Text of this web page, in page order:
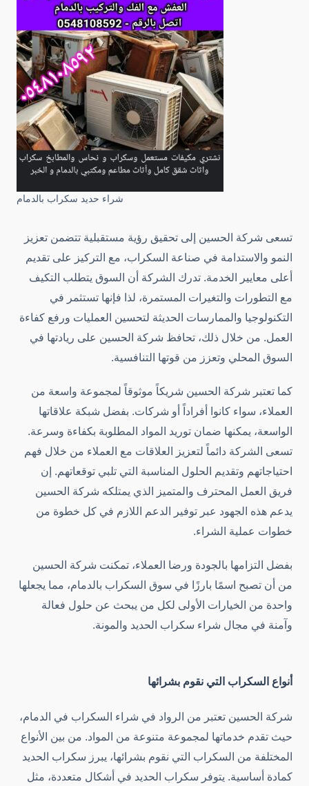
شراء حديد سكراب بالدمام
تسعى شركة الحسين إلى تحقيق رؤية مستقبلية تتضمن تعزيز
النمو والاستدامة في صناعة السكراب، مع التركيز على تقديم
أعلى معايير الخدمة. تدرك الشركة أن السوق يتطلب التكيف
مع التطورات والتغيرات المستمرة، لذا فإنها تستثمر في
التكنولوجيا والممارسات الحديثة لتحسين العمليات ورفع كفاءة
العمل. من خلال ذلك، تحافظ شركة الحسين على ريادتها في
السوق المحلي وتعزز من قوتها التنافسية.
كما تعتبر شركة الحسين شريكاً موثوقاً لمجموعة واسعة من
العملاء، سواء كانوا أفراداً أو شركات. بفضل شبكة علاقاتها
الواسعة، يمكنها ضمان توريد المواد المطلوبة بكفاءة وسرعة.
تسعى الشركة دائماً لتعزيز العلاقات مع العملاء من خلال فهم
احتياجاتهم وتقديم الحلول المناسبة التي تلبي توقعاتهم. إن
فريق العمل المحترف والمتميز الذي يمتلكه شركة الحسين
يدعم هذه الجهود عبر توفير الدعم اللازم في كل خطوة من
خطوات عملية الشراء.
بفضل التزامها بالجودة ورضا العملاء، تمكنت شركة الحسين
من أن تصبح اسمًا بارزًا في سوق السكراب بالدمام، مما يجعلها
واحدة من الخيارات الأولى لكل من يبحث عن حلول فعالة
وآمنة في مجال شراء سكراب الحديد والمونة.
أنواع السكراب التي نقوم بشرائها
شركة الحسين تعتبر من الرواد في شراء السكراب في الدمام،
حيث تقدم خدماتها لمجموعة متنوعة من المواد. من بين الأنواع
المختلفة من السكراب التي نقوم بشرائها، يبرز سكراب الحديد
كمادة أساسية. يتوفر سكراب الحديد في أشكال متعددة، مثل